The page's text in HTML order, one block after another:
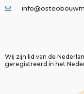
Wij zijn lid van de
geregistreerd in het